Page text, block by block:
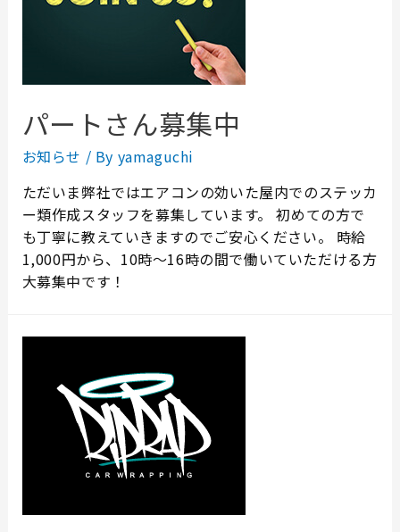
パートさん募集中
お知らせ / By yamaguchi
ただいま弊社ではエアコンの効いた屋内でのステッカ
ー類作成スタッフを募集しています。 初めての方で
も丁寧に教えていきますのでご安心ください。 時給
1,000円から、10時～16時の間で働いていただける方
大募集中です！